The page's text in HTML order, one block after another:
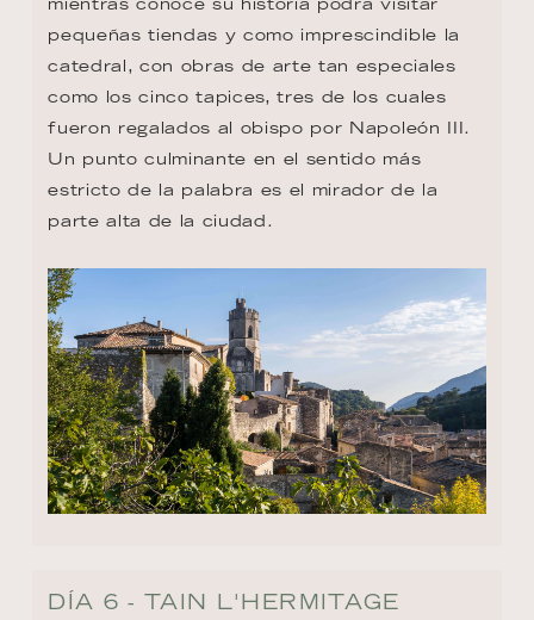
pequeñas tiendas y como imprescindible la
catedral, con obras de arte tan especiales
como los cinco tapices, tres de los cuales
fueron regalados al obispo por Napoleón III.
Un punto culminante en el sentido más
estricto de la palabra es el mirador de la
parte alta de la ciudad.
DÍA 6 - TAIN L'HERMITAGE